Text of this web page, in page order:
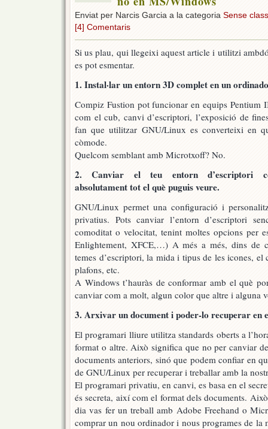
Enviat per Narcis Garcia a la categoria Sense
[4] Comentaris
Si us plau, qui llegeixi aquest article i utilitzi
es pot esmentar.
1. Instal·lar un entorn 3D complet en un
Compiz Fustion pot funcionar en equips Pentium
com el cub, canvi d’escriptori, l’exposició de
fan que utilitzar GNU/Linux es converteixi en
còmode.
Quelcom semblant amb Microtxoff? No.
2. Canviar el teu entorn d’escriptori
absolutament tot el què puguis veure.
GNU/Linux permet una configuració i
privatius. Pots canviar l’entorn d’escriptori
comoditat o velocitat, tenint moltes opcions per
Enlightement, XFCE,…) A més a més, dins de
temes d’escriptori, la mida i tipus de les icones, el
plafons, etc.
A Windows t’hauràs de conformar amb el què
canviar com a molt, algun color que altre i alguna
3. Arxivar un document i poder-lo recuperar en
El programari lliure utilitza standards oberts a
format o altre. Això significa que no per canviar
documents anteriors, sinó que podem confiar en
de GNU/Linux per recuperar i treballar amb la
El programari privatiu, en canvi, es basa en el
és secreta, així com el format dels documents.
dia vas fer un treball amb Adobe Freehand o
comprar un nou ordinador i nous programes de la